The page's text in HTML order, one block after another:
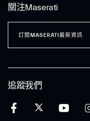
追蹤我們
關注Maserati
訂閱MASERATI最新資訊